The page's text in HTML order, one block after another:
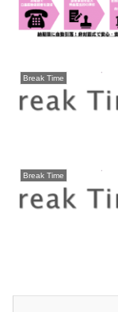
Break Time
Break Time